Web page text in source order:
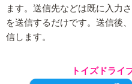
ます。送信先などは既に入力
を送信するだけです。送信後
信します。
トイズドライ